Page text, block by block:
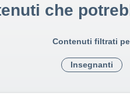
che
Contenuti filtrati
Insegnanti